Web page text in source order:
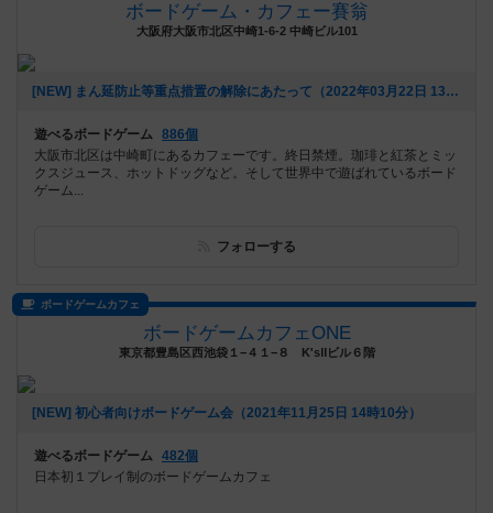
ボードゲーム・カフェー賽翁
大阪府大阪市北区中崎1-6-2 中崎ビル101
[NEW] まん延防止等重点措置の解除にあたって（2022年03月22日 13時41分）
遊べるボードゲーム 886個
大阪市北区は中崎町にあるカフェーです。終日禁煙。珈琲と紅茶とミッ
クスジュース、ホットドッグなど。そして世界中で遊ばれているボード
ゲーム...
フォローする
ボードゲームカフェ
ボードゲームカフェONE
東京都豊島区西池袋１−４１−８ K'sⅡビル６階
[NEW] 初心者向けボードゲーム会（2021年11月25日 14時10分）
遊べるボードゲーム 482個
日本初１プレイ制のボードゲームカフェ